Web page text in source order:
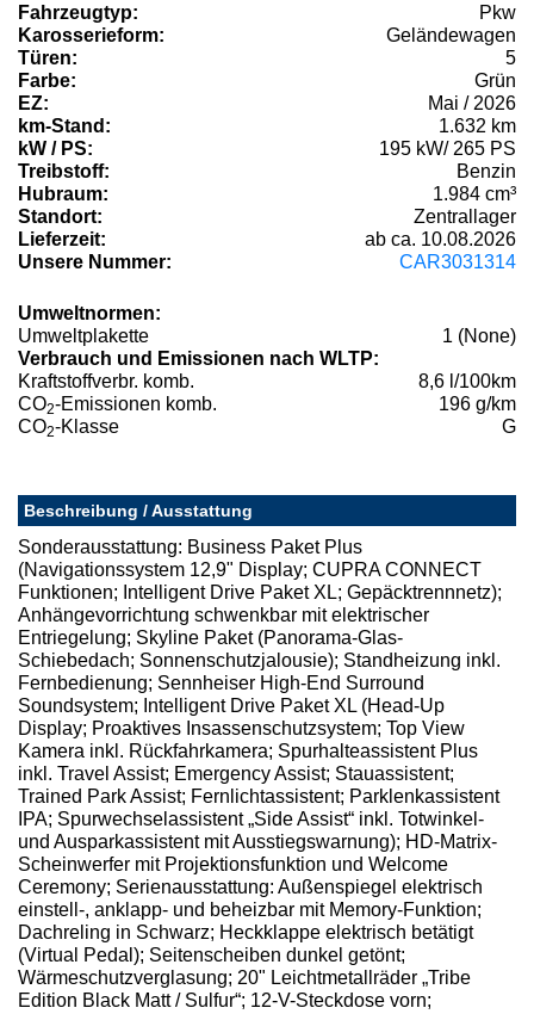
Fahrzeugtyp:
Pkw
Karosserieform:
Geländewagen
Türen:
5
Farbe:
Grün
EZ:
Mai / 2026
km-Stand:
1.632 km
kW / PS:
195 kW/ 265 PS
Treibstoff:
Benzin
Hubraum:
1.984 cm³
Standort:
Zentrallager
Lieferzeit:
ab ca. 10.08.2026
Unsere Nummer:
CAR3031314
Umweltnormen:
Umweltplakette
1 (None)
Verbrauch und Emissionen nach WLTP:
Kraftstoffverbr. komb.
8,6 l/100km
CO2-Emissionen komb.
196 g/km
CO2-Klasse G
Beschreibung / Ausstattung
Sonderausstattung: Business Paket Plus
(Navigationssystem 12,9" Display; CUPRA CONNECT
Funktionen; Intelligent Drive Paket XL; Gepäcktrennnetz);
Anhängevorrichtung schwenkbar mit elektrischer
Entriegelung; Skyline Paket (Panorama-Glas-
Schiebedach; Sonnenschutzjalousie); Standheizung inkl.
Fernbedienung; Sennheiser High-End Surround
Soundsystem; Intelligent Drive Paket XL (Head-Up
Display; Proaktives Insassenschutzsystem; Top View
Kamera inkl. Rückfahrkamera; Spurhalteassistent Plus
inkl. Travel Assist; Emergency Assist; Stauassistent;
Trained Park Assist; Fernlichtassistent; Parklenkassistent
IPA; Spurwechselassistent „Side Assist“ inkl. Totwinkel-
und Ausparkassistent mit Ausstiegswarnung); HD-Matrix-
Scheinwerfer mit Projektionsfunktion und Welcome
Ceremony; Serienausstattung: Außenspiegel elektrisch
einstell-, anklapp- und beheizbar mit Memory-Funktion;
Dachreling in Schwarz; Heckklappe elektrisch betätigt
(Virtual Pedal); Seitenscheiben dunkel getönt;
Wärmeschutzverglasung; 20" Leichtmetallräder „Tribe
Edition Black Matt / Sulfur“; 12-V-Steckdose vorn;